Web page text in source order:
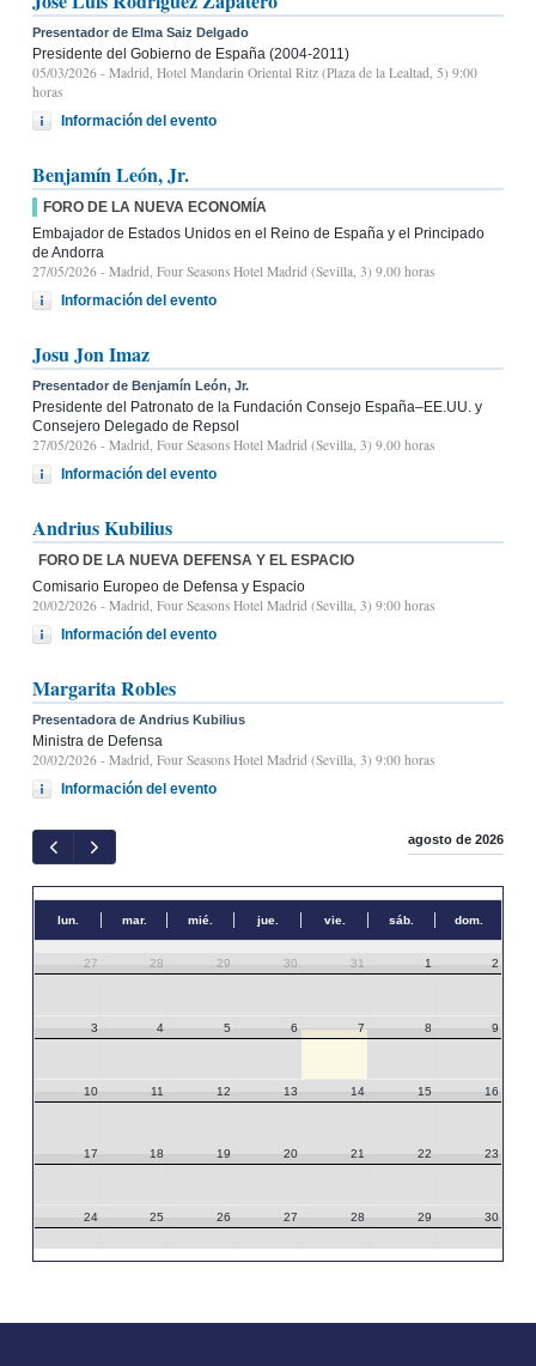
Presentador de Elma Saiz Delgado
Presidente del Gobierno de España (2004-2011)
05/03/2026 - Madrid, Hotel Mandarin Oriental Ritz (Plaza de la Lealtad, 5) 9:00
horas
Información del evento
Benjamín León, Jr.
FORO DE LA NUEVA ECONOMÍA
Embajador de Estados Unidos en el Reino de España y el Principado
de Andorra
27/05/2026 - Madrid, Four Seasons Hotel Madrid (Sevilla, 3) 9.00 horas
Información del evento
Josu Jon Imaz
Presentador de Benjamín León, Jr.
Presidente del Patronato de la Fundación Consejo España–EE.UU. y
Consejero Delegado de Repsol
27/05/2026 - Madrid, Four Seasons Hotel Madrid (Sevilla, 3) 9.00 horas
Información del evento
Andrius Kubilius
FORO DE LA NUEVA DEFENSA Y EL ESPACIO
Comisario Europeo de Defensa y Espacio
20/02/2026 - Madrid, Four Seasons Hotel Madrid (Sevilla, 3) 9:00 horas
Información del evento
Margarita Robles
Presentadora de Andrius Kubilius
Ministra de Defensa
20/02/2026 - Madrid, Four Seasons Hotel Madrid (Sevilla, 3) 9:00 horas
Información del evento
agosto de 2026
lun. mar. mié. jue. vie. sáb. dom.
27 28 29 30 31 1 2
3 4 5 6 7 8 9
10 11 12 13 14 15 16
17 18 19 20 21 22 23
24 25 26 27 28 29 30